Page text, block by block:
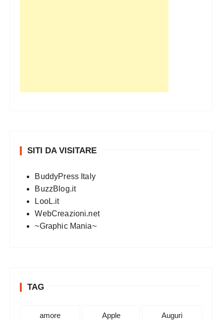
SITI DA VISITARE
BuddyPress Italy
BuzzBlog.it
LooL.it
WebCreazioni.net
~Graphic Mania~
TAG
amore Apple Auguri